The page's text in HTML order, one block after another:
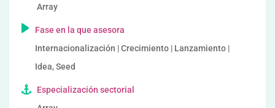
Array
Fase en la que asesora
Internacionalización | Crecimiento | Lanzamiento |
Idea, Seed
Especialización sectorial